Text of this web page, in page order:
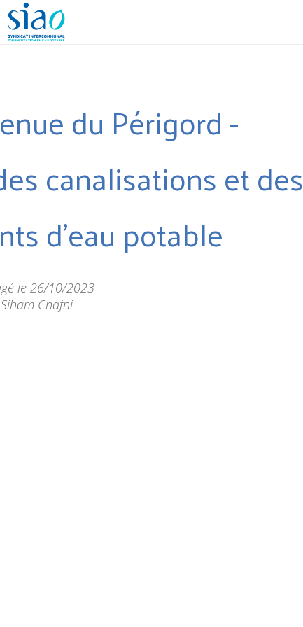
du Périgord -
canalisations et des
d'eau potable
le 26/10/2023
Siham Chafni